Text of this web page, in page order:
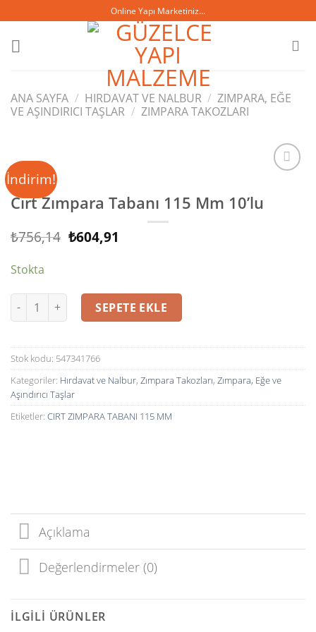
to
content
Online Yapı Marketiniz...
ANA SAYFA / HIRDAVAT VE NALBUR / ZIMPARA, EĞE
VE AŞINDIRICI TAŞLAR / ZIMPARA TAKOZLARI
İndirim!
Cırt Zımpara Tabanı 115 Mm 10’lu
₺756,14 Orijinal
₺604,91
Stokta
Cırt Zımpara Tabanı 115 Mm 10'lu adet
SEPETE EKLE
Stok kodu: 547341766
Kategoriler: Hırdavat ve Nalbur, Zımpara Takozları, Zımpara, Eğe ve
Aşındırıcı Taşlar
Etiketler: CIRT ZIMPARA TABANI 115 MM
Açıklama
Değerlendirmeler (0)
İLGILI ÜRÜNLER